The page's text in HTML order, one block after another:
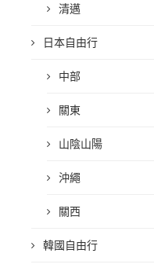
清邁
日本自由行
中部
關東
山陰山陽
沖繩
關西
韓國自由行